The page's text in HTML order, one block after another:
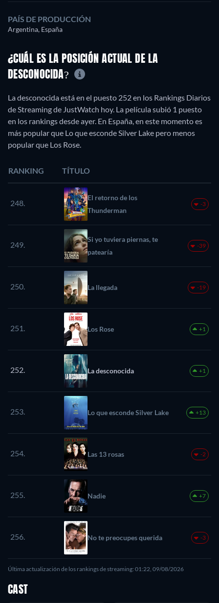
PAÍS DE PRODUCCIÓN
Argentina, España
¿CUÁL ES LA POSICIÓN ACTUAL DE LA
DESCONOCIDA?
La desconocida está en el puesto 252 en los Rankings Diarios
de Streaming de JustWatch hoy. La película subió 1 puesto
en los rankings desde ayer. En España, en este momento es
más popular que Lo que esconde Silver Lake pero menos
popular que Los Rose.
RANKING TÍTULO
248.
El retorno de los
Thunderman
-3
249.
Si yo tuviera piernas, te
patearía
-39
250. La llegada -19
251. Los Rose +1
252. La desconocida +1
253. Lo que esconde Silver Lake +13
254. Las 13 rosas -2
255. Nadie +7
256. No te preocupes querida -3
Última actualización de los rankings de streaming: 01:22, 09/08/2026
CAST